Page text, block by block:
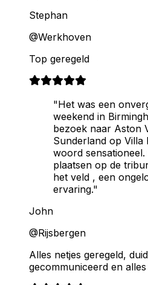
Stephan
@Werkhoven
Top geregeld
"Het was een
weekend in
bezoek naar Aston
Sunderland op Villa
woord sensationeel.
plaatsen op de
het veld , een
ervaring."
John
@Rijsbergen
Alles netjes geregeld,
gecommuniceerd en